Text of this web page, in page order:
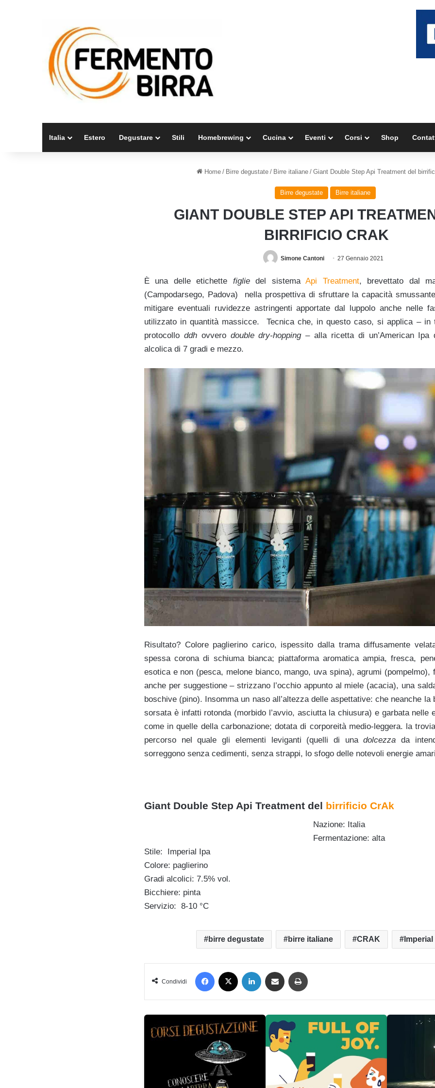
Italia Estero Degustare Stili Homebrewing Cucina Eventi Corsi Shop
Home / Birre degustate / Birre italiane / Giant Double Step Api Treatment del
Birre degustate Birre italiane
GIANT DOUBLE STEP API
BIRRIFICIO CRAK
Simone Cantoni 27 Gennaio 2021
È una delle etichette figliedel sistemaApi Treatment, brevettato dal
(Campodarsego, Padova) nella prospettiva di sfruttare la capacità
mitigare eventuali ruvidezze astringenti apportate dal luppolo anche nelle
utilizzato in quantità massicce. Tecnica che, in questo caso, si applica – in
protocollo ddhovvero double dry-hopping– alla ricetta di un’American Ipa
alcolica di 7 gradi e mezzo.
Risultato? Colore paglierino carico, ispessito dalla trama diffusamente
spessa corona di schiuma bianca; piattaforma aromatica ampia, fresca,
esotica e non (pesca, melone bianco, mango, uva spina), agrumi (pompelmo),
anche per suggestione – strizzano l’occhio appunto al miele (acacia), una
boschive (pino). Insomma un naso all’altezza delle aspettative: che neanche la
sorsata è infatti rotonda (morbido l’avvio, asciutta la chiusura) e garbata nelle
come in quelle della carbonazione; dotata di corporeità medio-leggera. la
percorso nel quale gli elementi leviganti (quelli di unadolcezza da
sorreggono senza cedimenti, senza strappi, lo sfogo delle notevoli energie
Giant Double Step Api Treatment del birrificio CrAk
Nazione: Italia
Fermentazione: alta
Stile: Imperial Ipa
Colore: paglierino
Gradi alcolici: 7.5% vol.
Bicchiere: pinta
Servizio: 8-10 °C
birre degustate birre italiane CRAK Imperial
Condividi
Facebook LinkedIn Condividi via mail